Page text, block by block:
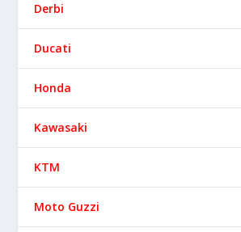
Derbi
Ducati
Honda
Kawasaki
KTM
Moto Guzzi